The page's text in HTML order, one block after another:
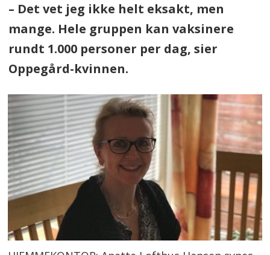
– Det vet jeg ikke helt eksakt, men
mange. Hele gruppen kan vaksinere
rundt 1.000 personer per dag, sier
Oppegård-kvinnen.